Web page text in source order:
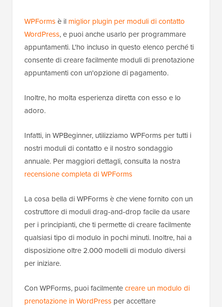
WPFormsè il miglior plugin per moduli di contatto
WordPress, e puoi anche usarlo per programmare
appuntamenti. L'ho incluso in questo elenco perché ti
consente di creare facilmente moduli di prenotazione
appuntamenti con un'opzione di pagamento.
Inoltre, ho molta esperienza diretta con esso e lo
adoro.
Infatti, in WPBeginner, utilizziamo WPForms per tutti i
nostri moduli di contatto e il nostro sondaggio
annuale. Per maggiori dettagli, consulta la nostra
recensione completa di WPForms
La cosa bella di WPForms è che viene fornito con un
costruttore di moduli drag-and-drop facile da usare
per i principianti, che ti permette di creare facilmente
qualsiasi tipo di modulo in pochi minuti. Inoltre, hai a
disposizione oltre 2.000 modelli di modulo diversi
per iniziare.
Con WPForms, puoi facilmentecreare un modulo di
prenotazione in WordPress per accettare